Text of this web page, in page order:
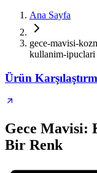
Ana Sayfa
gece-mavisi-
kullanim-ipuclari
Ürün
Gece Mavisi:
Bir Renk